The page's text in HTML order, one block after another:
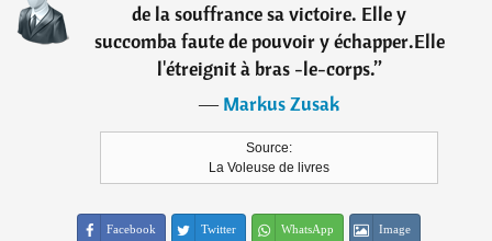
de la souffrance sa victoire. Elle y
succomba faute de pouvoir y échapper.Elle
l'étreignit à bras -le-corps.”
―Markus Zusak
Source:
La Voleuse de livres
Facebook Twitter WhatsApp Image